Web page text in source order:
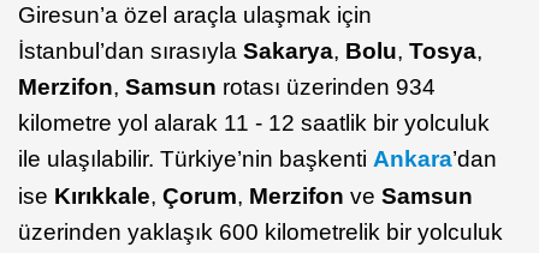
Giresun’a özel araçla ulaşmak için
İstanbul’dan sırasıyla Sakarya, Bolu, Tosya,
Merzifon, Samsun rotası üzerinden 934
kilometre yol alarak 11 - 12 saatlik bir yolculuk
ile ulaşılabilir. Türkiye’nin başkenti Ankara’dan
ise Kırıkkale, Çorum, Merzifon ve Samsun
üzerinden yaklaşık 600 kilometrelik bir yolculuk